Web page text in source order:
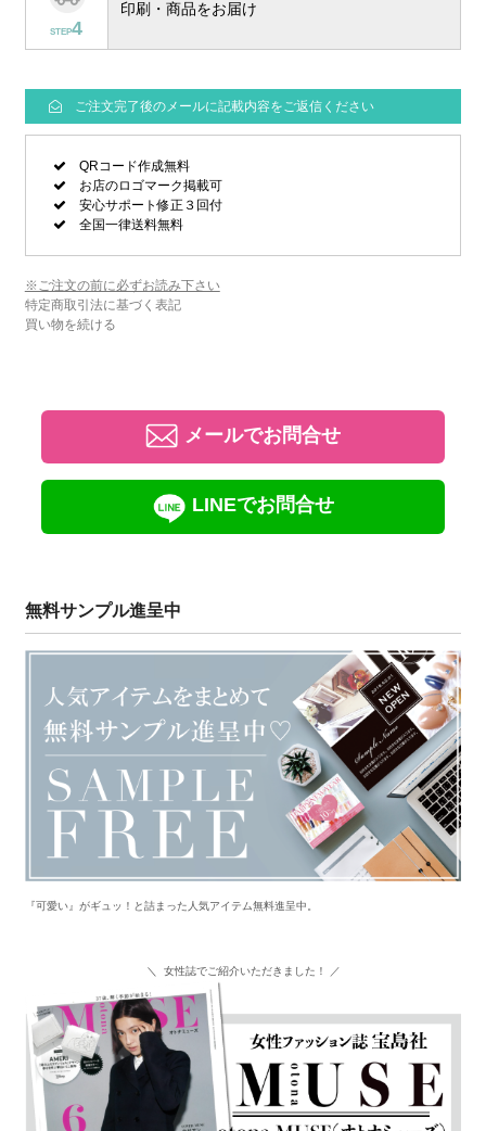
STEP4
印刷・商品をお届け
ご注文完了後のメールに記載内容をご返信ください
QRコード作成無料
お店のロゴマーク掲載可
安心サポート修正３回付
全国一律送料無料
※ご注文の前に必ずお読み下さい
特定商取引法に基づく表記
買い物を続ける
メールでお問合せ
LINEでお問合せ
無料サンプル進呈中
『可愛い』がギュッ！と詰まった人気アイテム無料進呈中。
＼ 女性誌でご紹介いただきました！ ／